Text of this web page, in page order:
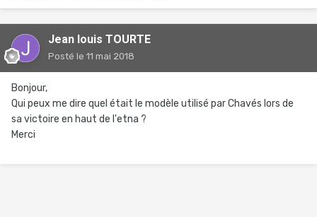
Jean louis TOURTE
Posté le 11 mai 2018
Bonjour,
Qui peux me dire quel était le modèle utilisé par Chavés lors de
sa victoire en haut de l'etna ?
Merci